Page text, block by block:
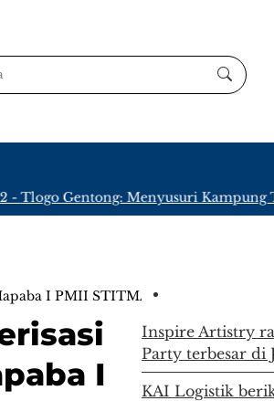
Gentong: Menyusuri Kampung
I PMII STITMA
I
Inspire Artistry
Party terbesar di
KAI Logistik